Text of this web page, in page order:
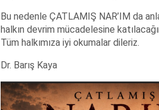
Bu nedenle ÇATLAMIŞ NAR’IM da
halkın devrim mücadelesine
Tüm halkımıza iyi okumalar dileriz.
Dr. Barış Kaya